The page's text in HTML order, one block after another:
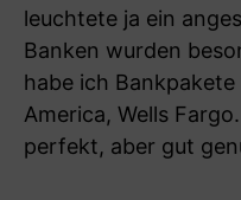
leuchtete ja ein
Banken wurden
habe ich
America, Wells
perfekt, aber gut